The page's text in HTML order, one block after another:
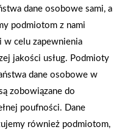
dane osobowe sami, a
podmiotom z nami
w celu zapewnienia
jakości usług. Podmioty
dane osobowe w
zobowiązane do
poufności. Dane
również podmiotom,